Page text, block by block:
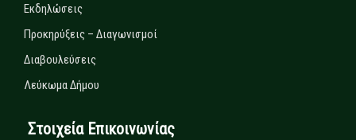
Εκδηλώσεις
Προκηρύξεις – Διαγωνισμοί
Διαβουλεύσεις
Λεύκωμα Δήμου
Στοιχεία Επικοινωνίας